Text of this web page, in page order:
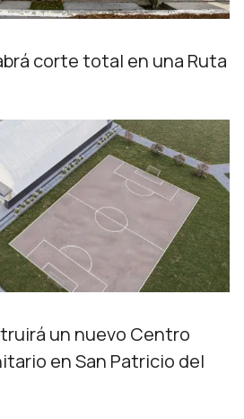
corte total en una Ruta
un nuevo Centro
en San Patricio del